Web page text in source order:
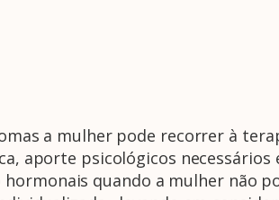
a mulher pode recorrer à
aporte psicológicos
quando a mulher não